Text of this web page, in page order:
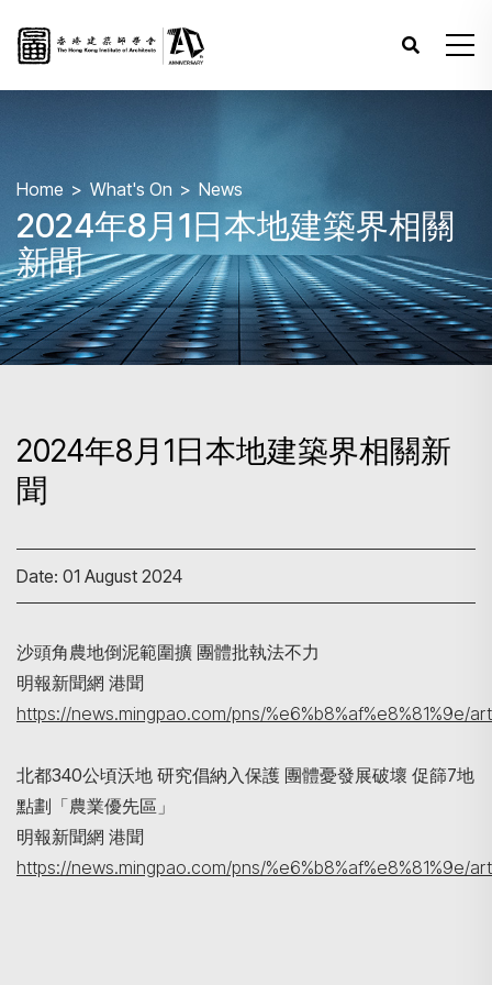
Home What's On News
2024年8月1日本地建築界相關
新聞
2024年8月1日本地建築界相關新
聞
Date: 01 August 2024
沙頭角農地倒泥範圍擴 團體批執法不力
明報新聞網 港聞
https://news.mingpao.com/pns/%e6%b8%af%e8%81%9e/
北都340公頃沃地 研究倡納入保護 團體憂發展破壞 促篩7地
點劃「農業優先區」
明報新聞網 港聞
https://news.mingpao.com/pns/%e6%b8%af%e8%81%9e/